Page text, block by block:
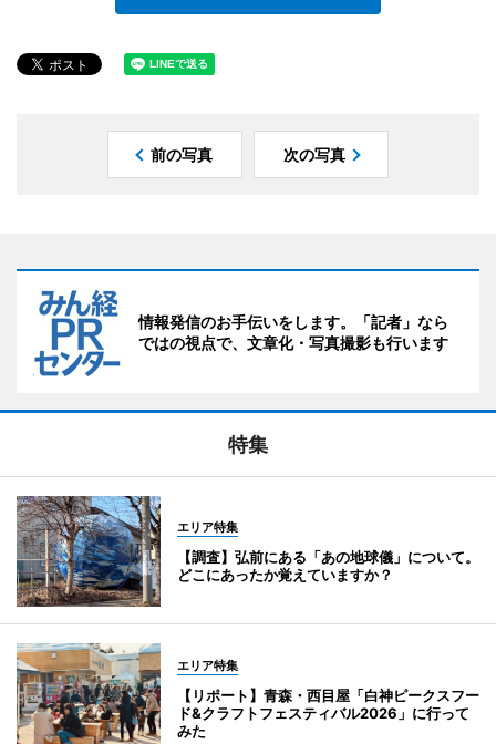
前の写真 次の写真
情報発信のお手伝いをします。「記者」なら
ではの視点で、文章化・写真撮影も行います
特集
エリア特集
【調査】弘前にある「あの地球儀」について。
どこにあったか覚えていますか？
エリア特集
【リポート】青森・西目屋「白神ピークスフー
ド&クラフトフェスティバル2026」に行って
みた